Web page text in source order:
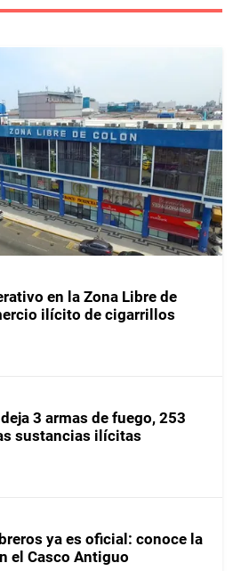
en la Zona Libre de
ilícito de cigarrillos
3 armas de fuego, 253
sustancias ilícitas
ya es oficial: conoce la
el Casco Antiguo